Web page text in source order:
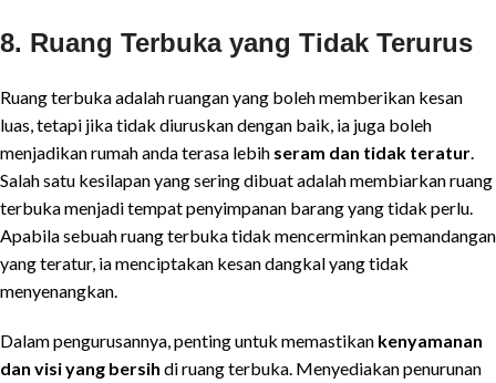
8. Ruang Terbuka yang Tidak Terurus
Ruang terbuka adalah ruangan yang boleh memberikan kesan
luas, tetapi jika tidak diuruskan dengan baik, ia juga boleh
menjadikan rumah anda terasa lebih seram dan tidak teratur
Salah satu kesilapan yang sering dibuat adalah membiarkan ruang
terbuka menjadi tempat penyimpanan barang yang tidak perlu.
Apabila sebuah ruang terbuka tidak mencerminkan pemandangan
yang teratur, ia menciptakan kesan dangkal yang tidak
menyenangkan.
Dalam pengurusannya, penting untuk memastikan kenyamanan
dan visi yang bersih di ruang terbuka. Menyediakan penurunan